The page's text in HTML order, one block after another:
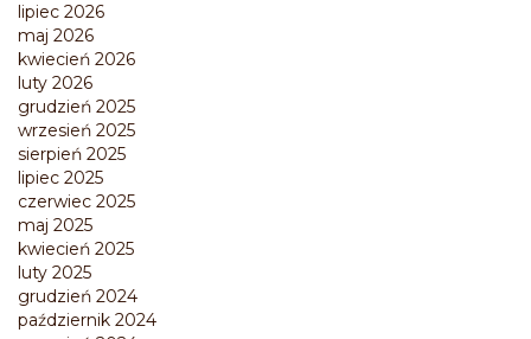
lipiec 2026
maj 2026
kwiecień 2026
luty 2026
grudzień 2025
wrzesień 2025
sierpień 2025
lipiec 2025
czerwiec 2025
maj 2025
kwiecień 2025
luty 2025
grudzień 2024
październik 2024